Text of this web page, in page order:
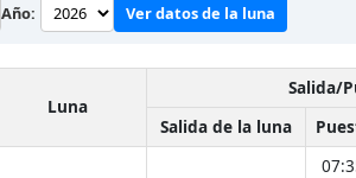
Año: Ver datos de la luna
Luna
Salida/
Salida de la luna